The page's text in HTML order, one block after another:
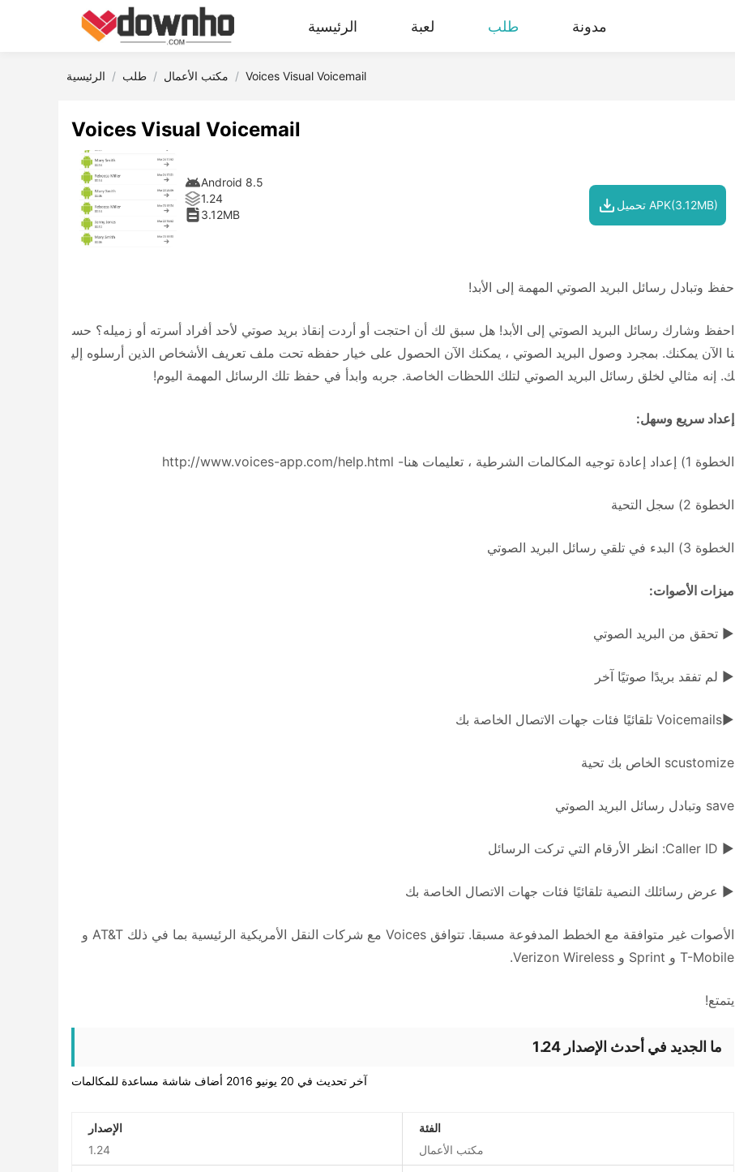
الرئيسية لعبة طلب مدونة
الرئيسية طلب مكتب الأعمال Voices Visual Voicemail
Voices Visual Voicemail
Android 8.5
1.24
3.12MB
تحميل APK(3.12MB)
حفظ وتبادل رسائل البريد الصوتي المهمة إلى الأبد!
احفظ وشارك رسائل البريد الصوتي إلى الأبد! هل سبق لك أن احتجت أو أردت إنقاذ بريد صوتي لأحد أفراد أسرته أو زميله؟ حس
نا الآن يمكنك. بمجرد وصول البريد الصوتي ، يمكنك الآن الحصول على خيار حفظه تحت ملف تعريف الأشخاص الذين أرسلوه إلي
ك. إنه مثالي لخلق رسائل البريد الصوتي لتلك اللحظات الخاصة. جربه وابدأ في حفظ تلك الرسائل المهمة اليوم!
إعداد سريع وسهل:
الخطوة 1) إعداد إعادة توجيه المكالمات الشرطية ، تعليمات هنا- http://www.voices-app.com/help.html
الخطوة 2) سجل التحية
الخطوة 3) البدء في تلقي رسائل البريد الصوتي
ميزات الأصوات:
► تحقق من البريد الصوتي
► لم تفقد بريدًا صوتيًا آخر
►Voicemails تلقائيًا فئات جهات الاتصال الخاصة بك
scustomize الخاص بك تحية
save وتبادل رسائل البريد الصوتي
► Caller ID: انظر الأرقام التي تركت الرسائل
► عرض رسائلك النصية تلقائيًا فئات جهات الاتصال الخاصة بك
الأصوات غير متوافقة مع الخطط المدفوعة مسبقا. تتوافق Voices مع شركات النقل الأمريكية الرئيسية بما في ذلك AT&T و
T-Mobile و Sprint و Verizon Wireless.
يتمتع!
ما الجديد في أحدث الإصدار 1.24
آخر تحديث في 20 يونيو 2016 أضاف شاشة مساعدة للمكالمات
الإصدار
1.24
الفئة
مكتب الأعمال